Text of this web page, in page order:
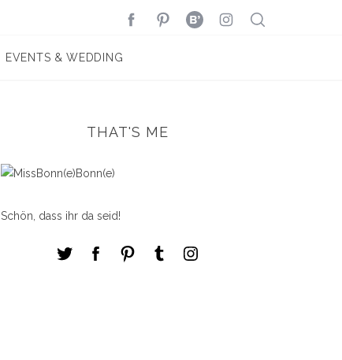
EVENTS & WEDDING
THAT'S ME
Schön, dass ihr da seid!